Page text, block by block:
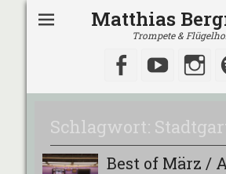
Matthias
Trompete &
Facebook
Schlagwort:
Best of März /